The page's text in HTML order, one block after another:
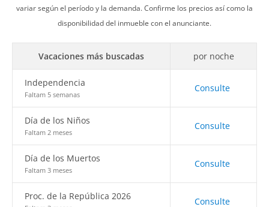
variar según el período y la demanda. Confirme los precios así como la
disponibilidad del inmueble con el anunciante.
Vacaciones más buscadas por noche
Independencia
Faltam 5 semanas
Consulte
Día de los Niños
Faltam 2 meses
Consulte
Día de los Muertos
Faltam 3 meses
Consulte
Proc. de la República 2026 Consulte